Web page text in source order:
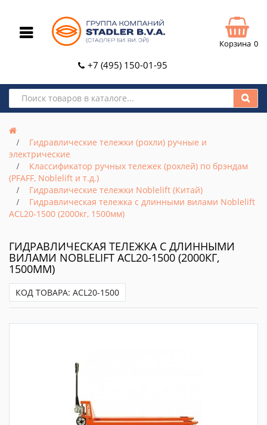
+7 (495) 150-01-95
Корзина 0
Гидравлические тележки (рохли) ручные и
электрические
Классификатор ручных тележек (рохлей) по брэндам
(PFAFF, Noblelift и т.д.)
Гидравлические тележки Noblelift (Китай)
Гидравлическая тележка с длинными вилами Noblelift
ACL20-1500 (2000кг, 1500мм)
ГИДРАВЛИЧЕСКАЯ ТЕЛЕЖКА С ДЛИННЫМИ
ВИЛАМИ NOBLELIFT ACL20-1500 (2000КГ,
1500ММ)
КОД ТОВАРА: ACL20-1500